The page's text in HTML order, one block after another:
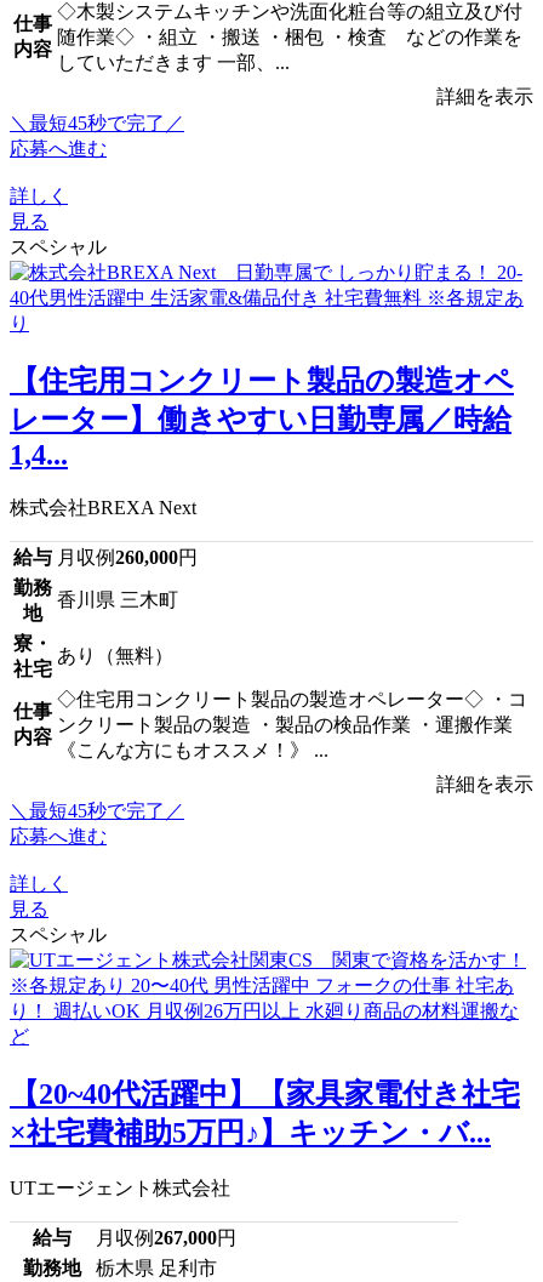
仕事
内容
◇木製システムキッチンや洗面化粧台等の組立及び付
随作業◇ ・組立 ・搬送 ・梱包 ・検査 などの作業を
していただきます 一部、...
詳細を表示
＼最短45秒で完了／
応募へ進む
詳しく
見る
スペシャル
【住宅用コンクリート製品の製造オペ
レーター】働きやすい日勤専属／時給
1,4...
株式会社BREXA Next
給与 月収例260,000円
勤務
地
香川県 三木町
寮・
社宅
あり（無料）
仕事
内容
◇住宅用コンクリート製品の製造オペレーター◇ ・コ
ンクリート製品の製造 ・製品の検品作業 ・運搬作業
《こんな方にもオススメ！》 ...
詳細を表示
＼最短45秒で完了／
応募へ進む
詳しく
見る
スペシャル
【20~40代活躍中】【家具家電付き社宅
×社宅費補助5万円♪】キッチン・バ...
UTエージェント株式会社
給与 月収例267,000円
勤務地
栃木県 足利市